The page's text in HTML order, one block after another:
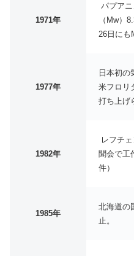
1971年
パプア
（Mw）
26日にも
1977年
日本初の
米フロリ
打ち上げ
1982年
レフチ
聞会で工
件）
1985年
北海道の
止。